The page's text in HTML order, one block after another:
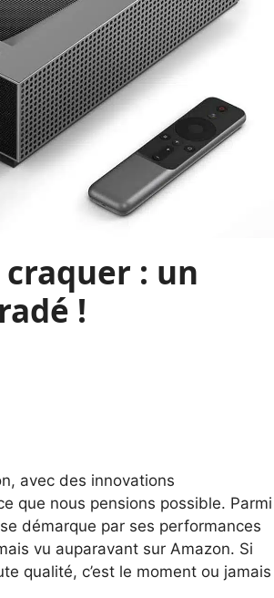
: un
!
avec des innovations
que nous pensions possible. Parmi
démarque par ses performances
vu auparavant sur Amazon. Si
qualité, c’est le moment ou jamais